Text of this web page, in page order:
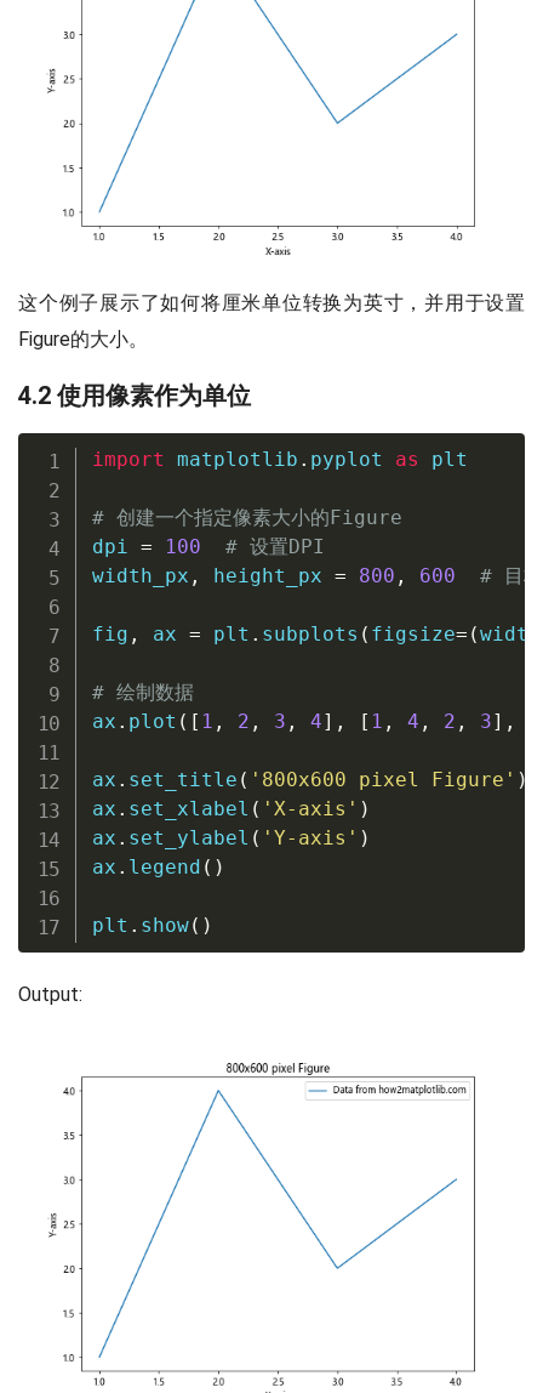
这个例子展示了如何将厘米单位转换为英寸，并用于设置
Figure的大小。
4.2 使用像素作为单位
import matplotlib . pyplot as plt
# 创建一个指定像素大小的Figure
dpi = 100
# 设置DPI
width_px , height_px = 800 , 600 # 目
fig , ax = plt . subplots ( figsize= (
# 绘制数据
ax . plot ( [ 1 , 2 , 3 , 4] , [ 1 , 4 , 2 , 3] ,
ax . set_title ( '800x600 pixel Figure' )
ax . set_xlabel ( 'X-axis' )
ax . set_ylabel ( 'Y-axis' )
ax . legend ( )
plt . show( )
Output: